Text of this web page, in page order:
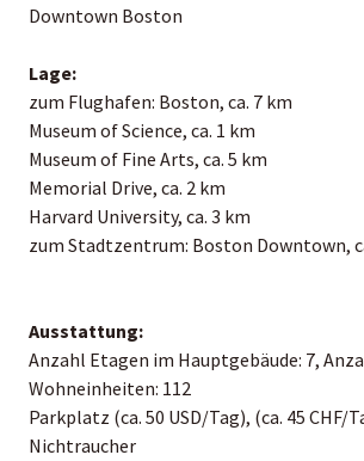
Downtown Boston
Lage:
zum Flughafen: Boston, ca. 7 km
Museum of Science, ca. 1 km
Museum of Fine Arts, ca. 5 km
Memorial Drive, ca. 2 km
Harvard University, ca. 3 km
zum Stadtzentrum: Boston Downtown,
Ausstattung:
Anzahl Etagen im Hauptgebäude: 7,
Wohneinheiten: 112
Parkplatz (ca. 50 USD/Tag), (ca. 45 CHF/
Nichtraucher